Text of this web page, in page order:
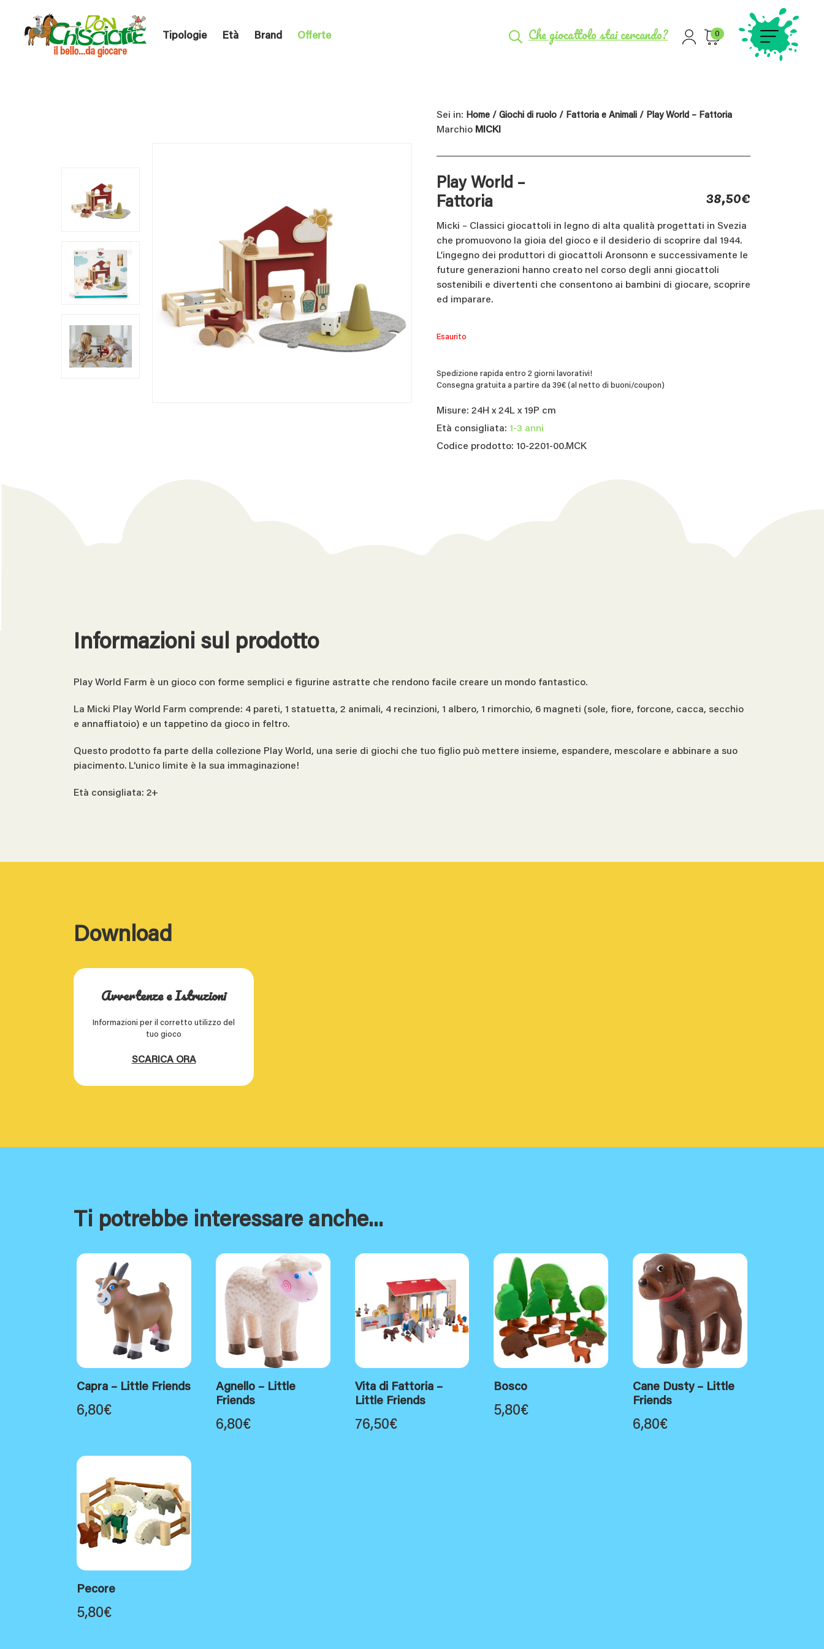
Tipologie Età Brand Offerte Che giocattolo stai cercando? 0
Sei in: Home / Giochi di ruolo / Fattoria e Animali / Play World – Fattoria
Marchio MICKI
Play World –
Fattoria
38,50€
Micki – Classici giocattoli in legno di alta qualità progettati in Svezia
che promuovono la gioia del gioco e il desiderio di scoprire dal 1944.
L’ingegno dei produttori di giocattoli Aronsonn e successivamente le
future generazioni hanno creato nel corso degli anni giocattoli
sostenibili e divertenti che consentono ai bambini di giocare, scoprire
ed imparare.
Esaurito
Spedizione rapida entro 2 giorni lavorativi!
Consegna gratuita a partire da 39€ (al netto di buoni/coupon)
Misure: 24H x 24L x 19P cm
Età consigliata: 1-3 anni
Codice prodotto: 10-2201-00.MCK
Informazioni sul prodotto
Play World Farm è un gioco con forme semplici e figurine astratte che rendono facile creare un mondo fantastico.
La Micki Play World Farm comprende: 4 pareti, 1 statuetta, 2 animali, 4 recinzioni, 1 albero, 1 rimorchio, 6 magneti (sole, fiore, forcone, cacca, secchio
e annaffiatoio) e un tappetino da gioco in feltro.
Questo prodotto fa parte della collezione Play World, una serie di giochi che tuo figlio può mettere insieme, espandere, mescolare e abbinare a suo
piacimento. L'unico limite è la sua immaginazione!
Età consigliata: 2+
Download
Avvertenze e Istruzioni
Informazioni per il corretto utilizzo del
tuo gioco
SCARICA ORA
Ti potrebbe interessare anche...
Capra – Little Friends
6,80€
Agnello – Little
Friends
6,80€
Vita di Fattoria –
Little Friends
76,50€
Bosco
5,80€
Cane Dusty – Little
Friends
6,80€
Pecore
5,80€